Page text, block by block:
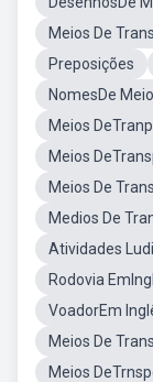
Meios De
Preposições
NomesDe
Meios
Meios
Meios De
Medios De
Atividades
Rodovia
VoadorEm
Meios De
Meios